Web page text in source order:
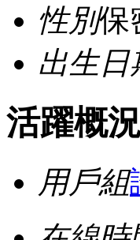
性別保
出生日
活躍概
用戶組